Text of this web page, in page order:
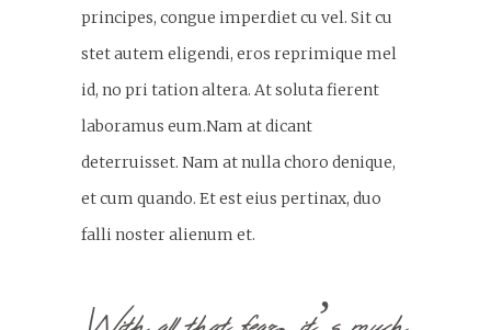
principes, congue imperdiet cu vel. Sit cu
stet autem eligendi, eros reprimique mel
id, no pri tation altera. At soluta fierent
laboramus eum.Nam at dicant
deterruisset. Nam at nulla choro denique,
et cum quando. Et est eius pertinax, duo
falli noster alienum et.